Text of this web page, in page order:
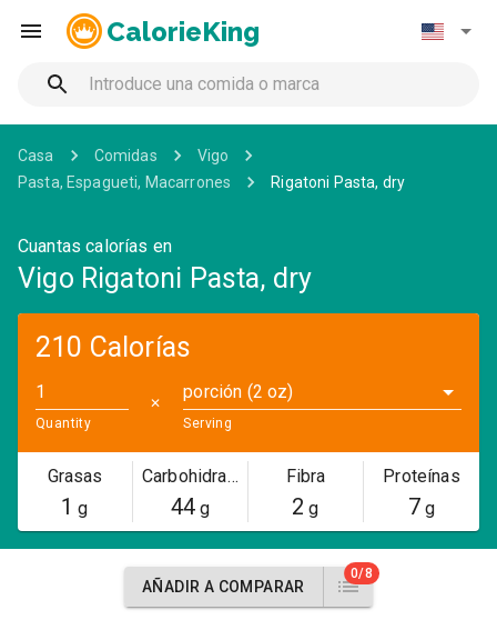
CalorieKing
Casa Comidas
Vigo
Pasta, Espagueti, Macarrones
Rigatoni Pasta, dry
Cuantas calorías en
Vigo Rigatoni Pasta, dry
210 Calorías
Quantity
✕
porción (2 oz)
Serving
Grasas
1 g
Carbohidratos
44g
Fibra
2 g
Proteínas
7g
AÑADIR A COMPARAR
0/8